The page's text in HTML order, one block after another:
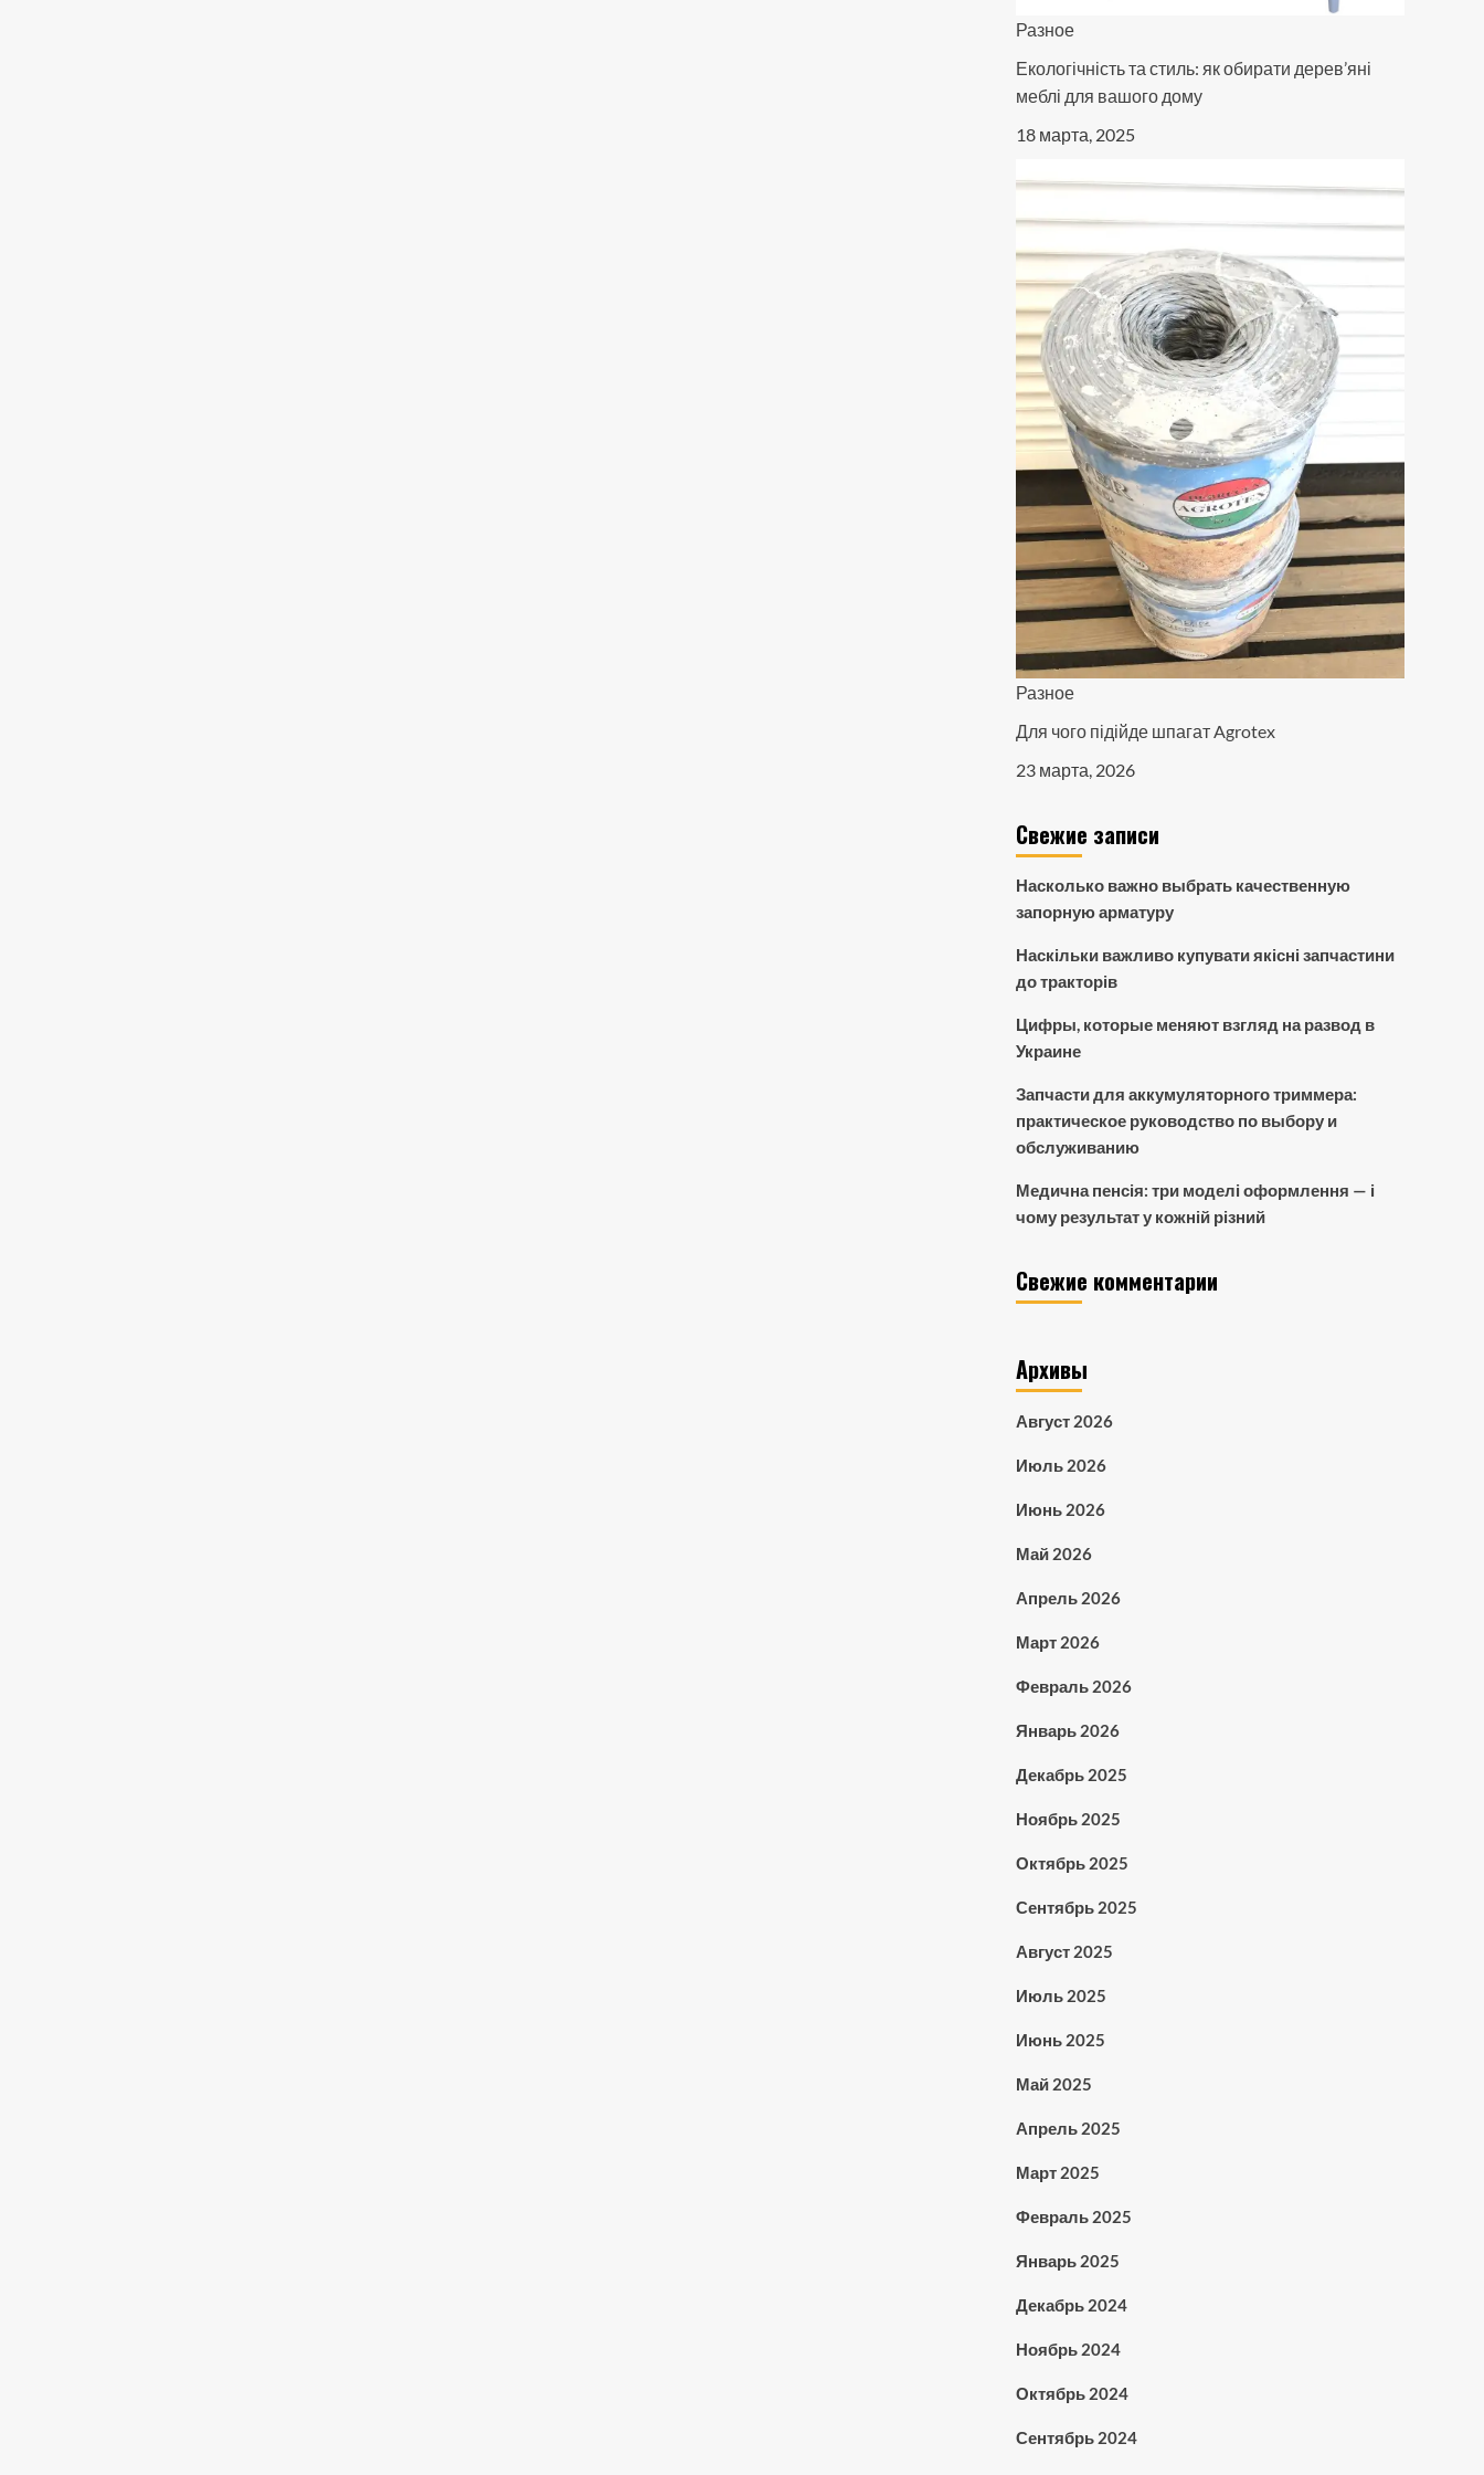
Разное
Екологічність та стиль: як обирати дерев’яні
меблі для вашого дому
18 марта, 2025
Разное
Для чого підійде шпагат Agrotex
23 марта, 2026
Свежие записи
Насколько важно выбрать качественную
запорную арматуру
Наскільки важливо купувати якісні запчастини
до тракторів
Цифры, которые меняют взгляд на развод в
Украине
Запчасти для аккумуляторного триммера:
практическое руководство по выбору и
обслуживанию
Медична пенсія: три моделі оформлення — і
чому результат у кожній різний
Свежие комментарии
Архивы
Август 2026
Июль 2026
Июнь 2026
Май 2026
Апрель 2026
Март 2026
Февраль 2026
Январь 2026
Декабрь 2025
Ноябрь 2025
Октябрь 2025
Сентябрь 2025
Август 2025
Июль 2025
Июнь 2025
Май 2025
Апрель 2025
Март 2025
Февраль 2025
Январь 2025
Декабрь 2024
Ноябрь 2024
Октябрь 2024
Сентябрь 2024